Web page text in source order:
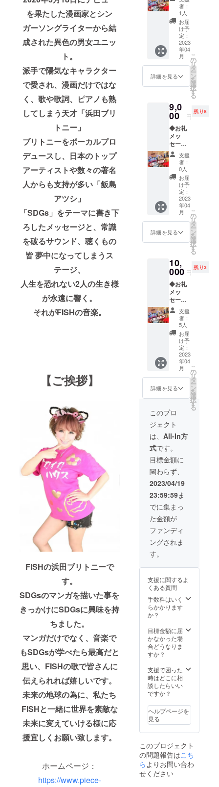
を果たした漫画家とシン
ガーソングライターから結
成された異色の男女ユニッ
ト。
派手で陽気なキャラクター
で愛され、漫画だけではな
く、歌や歌詞、ピアノも熟
してしまう天才「浜田ブリ
トニー」
ブリトニーをボーカルプロ
デュースし、日本のトップ
アーティストや数々の著名
人からも支持が多い「飯島
アツシ」
「SDGs」をテーマに書き下
ろしたメッセージと、常識
を破るサウンド、聴くもの
皆 夢中になってしまうス
テージ、
人生を恐れない2人の生き様
が永遠に響く。
それがFISHの音楽。
【ご挨拶】
FISHの浜田ブリトニーで
す。
SDGsのマンガを描いた事を
きっかけにSDGsに興味を持
ちました。
マンガだけでなく、音楽で
もSDGsが学べたら最高だと
思い、FISHの歌で皆さんに
伝えられれば嬉しいです。
未来の地球の為に、私たち
FISHと一緒に世界を素敵な
未来に変えていける様に応
援宜しくお願い致します。
ホームページ：
https://www.piece-
頂いた
際、そ
の後使
用して
いくた
めの権
利は支
援者様
のもの
になり
ジオ、
イベン
トなど
で音源
を使用
するた
めの権
利を持
つこと
を示し
す。）
※ご支援
をして
いただ
に、ど
のリ
乗せ支
援』を
するこ
とがで
きま
す。 ご
都合許
す場合
は、リ
ターン
の額に
上乗せ
して、
ご支援
変嬉し
いで
枚 ) サ
イズ：
シール
４x４
cm、プ
リント
範囲 ３.
５x３.
５cm 素
材：
コート
紙を使
いま
す。 ※
もちろ
ん２口
以上の
ご協力
も大歓
迎で
す。 ※
リター
ンを購
入して
頂いた
際、そ
めの権
利は支
援者様
のもの
になり
ます。
（テレ
ビやラ
ジオ、
イベン
トなど
で音源
を使用
するた
めの権
つこと
を示し
す。）
※ご支援
をして
いただ
に、ど
のリ
ターン
も『上
乗せ支
援』を
するこ
とがで
きま
す。 ご
都合許
す場合
は、リ
上乗せ
して、
ご支援
頂けま
すと大
変嬉し
ル送
付） ◆
２nd
Album
『SDGs
GOALS
【II】』
(１枚 )
◆ス
テッ
カー (１
イズ：
シール
４x４
cm、プ
リント
範囲 ３.
５x３.
５cm 素
材：
貼って
はがし
やすい
コート
紙を使
用して
いま
す。 ◆
『SDGs
for
GOALS
リリー
ス記念
ライブ
ご招待
(１名 A
席 ) ラ
イブの
詳細は
こちら
→http://
atsushi
iijima.in
fo/?
ご招待
ては飲
食代は
いただ
けます
ようお
願い申
し上げ
※もちろ
ん２口
ご協力
も大歓
す。 ※
入して
頂いた
際、そ
の後使
用して
いくた
援者様
のもの
になり
ビやラ
ジオ、
イベン
トなど
を使用
めの権
利を持
を示し
ま
す。）
※ご支援
者：
1人
お届
け予
定：
2023
年04
月
詳細を見る
こ
の
リ
タ
ー
ン
を
選
択
す
る
9,0
00 円
残り8
◆お礼
メッ
セージ
（メー
ル送
付） ◆
２nd
Album
『SDGs
GOALS
【II】』
(１枚 )
◆ス
テッ
カー (１
イズ：
シール
４x４
cm、プ
リント
範囲 ３.
５x３.
５cm 素
材：
貼って
はがし
やすい
コート
紙を使
用して
いま
す。 ◆
『SDGs
GOALS
【II】』
リリー
ス記念
ライブ
ご招待
(１名 S
席 ) ラ
詳細は
こちら
→http://
atsushi
-
iijima.in
fo/?
ご招待
につい
ては飲
食代は
ご負担
いただ
願い申
し上げ
ます。
以上の
ご協力
も大歓
迎で
リター
ンを購
入して
頂いた
の後使
用して
いくた
めの権
利は支
支援
者：
0人
お届
け予
定：
2023
年04
月
詳細を見る
こ
の
リ
タ
ー
ン
を
選
択
す
る
10,
000 円
残り3
◆お礼
メッ
セージ
（メー
ル送
付） ◆
２nd
Album
『SDGs
GOALS
【II】』
(１枚 )
◆ス
テッ
カー (１
枚 ) サ
イズ：
シール
４x４
cm、プ
リント
範囲 ３.
５x３.
５cm 素
材：
貼って
はがし
やすい
コート
紙を使
用して
いま
す。 ◆
『SDGs
GOALS
【II】』
リリー
ス記念
(１名
SS席 )
ライブ
ら
→http://
atsushi
-
fo/?
p=906 ※
ライブ
ご招待
ては飲
食代は
ご負担
いただ
けます
支援
者：
5人
お届
け予
定：
2023
年04
月
詳細を見る
こ
の
リ
タ
ー
ン
を
選
択
す
る
このプロ
ジェクト
は、 All-In方
式です。
目標金額に
関わらず、
2023/04/19
23:59:59ま
でに集まっ
た金額が
ファンディ
ングされま
す。
支援に関するよ
くある質問
手数料はいく
らかかります
か？
目標金額に届
かなかった場
合どうなりま
すか？
支援で困った
時はどこに相
談したらいい
ですか？
ヘルプページを
見る
このプロジェクト
の問題報告はこち
らよりお問い合わ
せください